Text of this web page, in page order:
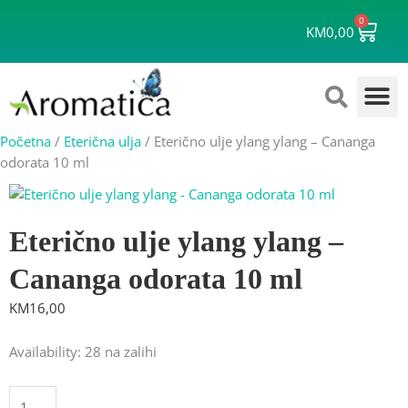
KM0,00
0
Cart
Početna / Eterična ulja / Eterično ulje ylang ylang – Cananga
odorata 10 ml
Eterično ulje ylang ylang –
Cananga odorata 10 ml
KM16,00
Availability: 28 na zalihi
Eterično
ylang